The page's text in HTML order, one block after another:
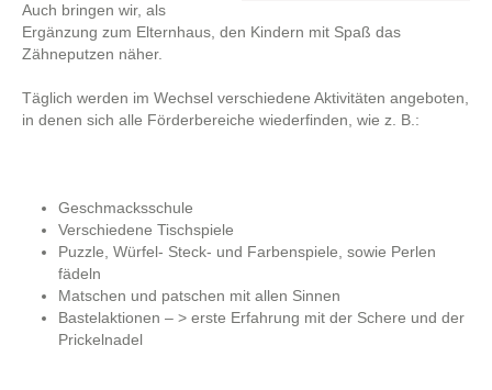
Auch bringen wir, als
Ergänzung zum Elternhaus, den Kindern mit Spaß das
Zähneputzen näher.
Täglich werden im Wechsel verschiedene Aktivitäten angeboten,
in denen sich alle Förderbereiche wiederfinden, wie z. B.:
Geschmacksschule
Verschiedene Tischspiele
Puzzle, Würfel- Steck- und Farbenspiele, sowie Perlen
fädeln
Matschen und patschen mit allen Sinnen
Bastelaktionen – > erste Erfahrung mit der Schere und der
Prickelnadel